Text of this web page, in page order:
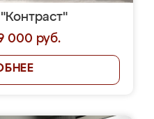
000 руб.